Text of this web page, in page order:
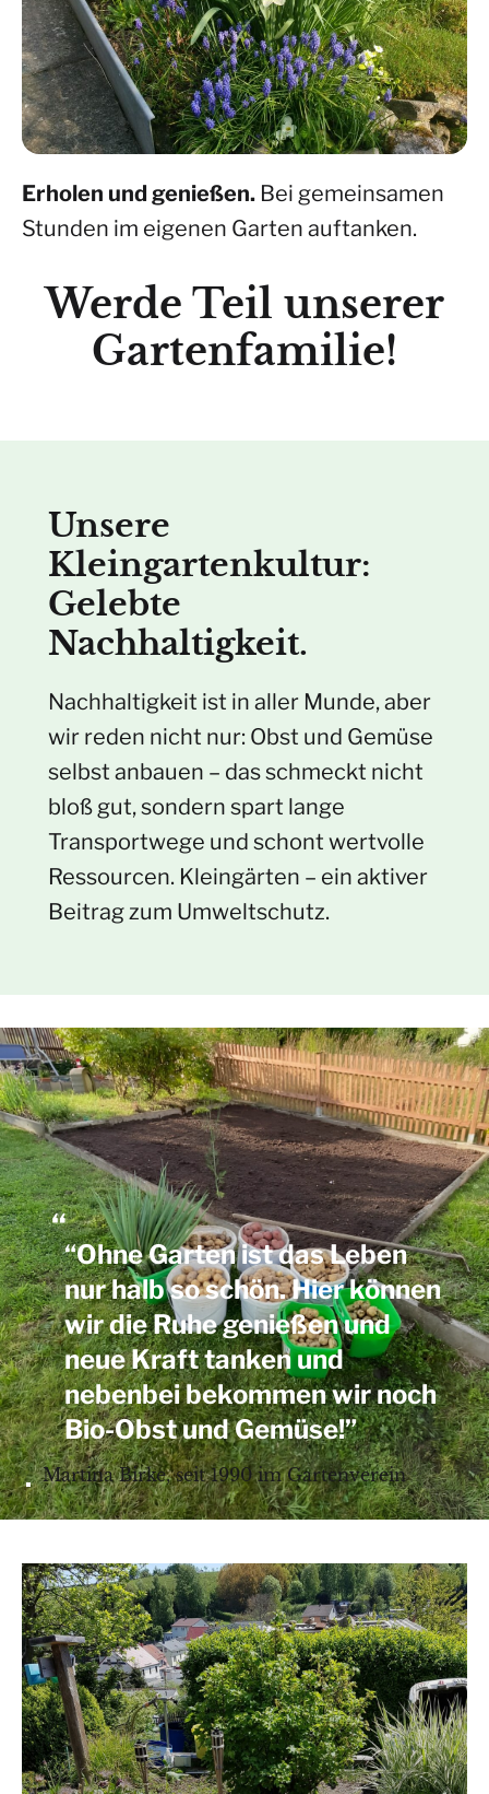
Erholen und genießen. Bei gemeinsamen
Stunden im eigenen Garten auftanken.
Werde Teil unserer
Gartenfamilie!
Unsere
Kleingartenkultur:
Gelebte
Nachhaltigkeit.
Nachhaltigkeit ist in aller Munde, aber
wir reden nicht nur: Obst und Gemüse
selbst anbauen – das schmeckt nicht
bloß gut, sondern spart lange
Transportwege und schont wertvolle
Ressourcen. Kleingärten – ein aktiver
Beitrag zum Umweltschutz.
“Ohne Garten ist das Leben
nur halb so schön. Hier können
wir die Ruhe genießen und
neue Kraft tanken und
nebenbei bekommen wir noch
Bio-Obst und Gemüse!”
Martina Birke, seit 1990 im Gartenverein